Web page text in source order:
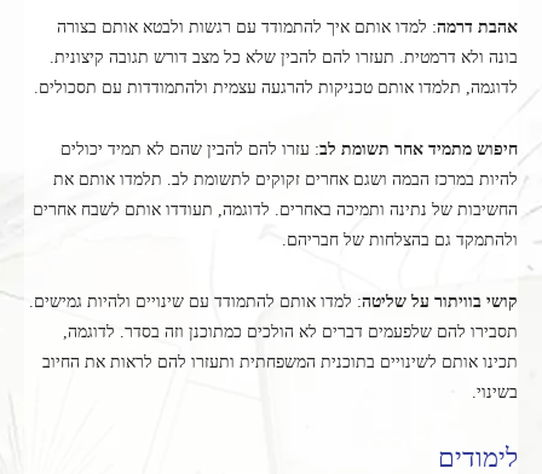
אהבת דרמה: למדו אותם איך להתמודד עם רגשות ולבטא אותם בצורה
בונה ולא דרמטית. תעזרו להם להבין שלא כל מצב דורש תגובה קיצונית.
לדוגמה, תלמדו אותם טכניקות להרגעה עצמית ולהתמודדות עם תסכולים.
חיפוש מתמיד אחר תשומת לב: עזרו להם להבין שהם לא תמיד יכולים
להיות במרכז הבמה ושגם אחרים זקוקים לתשומת לב. תלמדו אותם את
החשיבות של נתינה ותמיכה באחרים. לדוגמה, תעודדו אותם לשבח אחרים
ולהתמקד גם בהצלחות של חבריהם.
קושי בוויתור על שליטה: למדו אותם להתמודד עם שינויים ולהיות גמישים.
תסבירו להם שלפעמים דברים לא הולכים כמתוכנן וזה בסדר. לדוגמה,
תכינו אותם לשינויים בתוכנית המשפחתית ותעזרו להם לראות את החיוב
בשינוי.
לימודים